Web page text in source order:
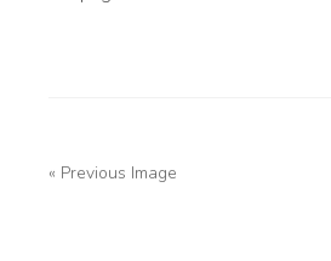
« Previous Image